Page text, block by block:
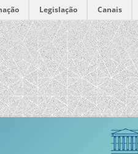
Legislação Canais